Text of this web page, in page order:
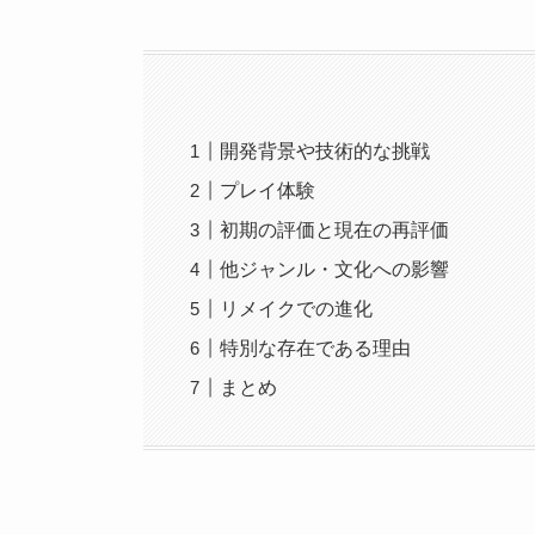
開発背景や技術的な挑戦
プレイ体験
初期の評価と現在の再評価
他ジャンル・文化への影響
リメイクでの進化
特別な存在である理由
まとめ